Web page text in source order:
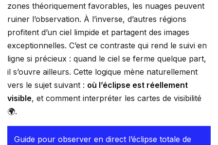
zones théoriquement favorables, les nuages peuvent
ruiner l’observation. À l’inverse, d’autres régions
profitent d’un ciel limpide et partagent des images
exceptionnelles. C’est ce contraste qui rend le suivi en
ligne si précieux : quand le ciel se ferme quelque part,
il s’ouvre ailleurs. Cette logique mène naturellement
vers le sujet suivant : où l’éclipse est réellement
visible, et comment interpréter les cartes de visibilité
🌍.
Guide pour observer en direct l’éclipse totale de